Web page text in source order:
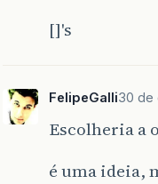
[]'s
FelipeGalli30 de
Escolheria a
é uma ideia,